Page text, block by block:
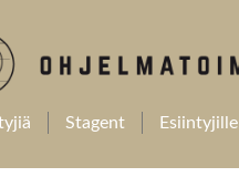
Stagent Esiintyjille